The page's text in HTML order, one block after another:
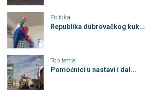
Politika
Republika dubrovačkog kuk...
Top tema
Pomoćnici u nastavi i dal...